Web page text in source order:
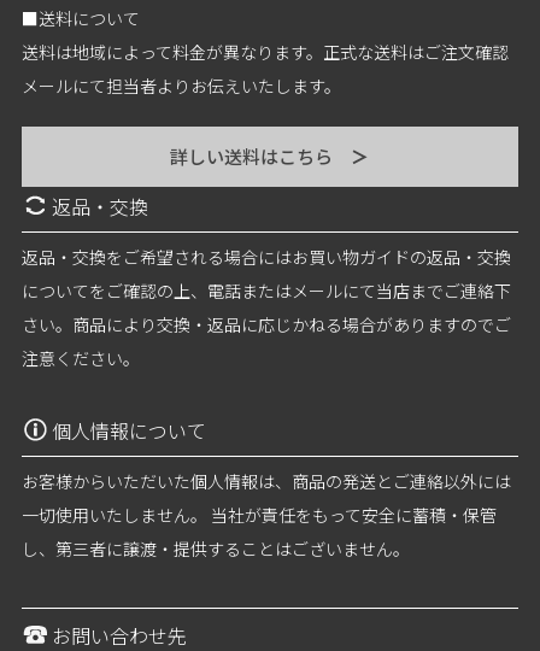
■送料について
送料は地域によって料金が異なります。正式な送料はご注文確認
メールにて担当者よりお伝えいたします。
詳しい送料はこちら ＞
返品・交換
返品・交換をご希望される場合にはお買い物ガイドの返品・交換
についてをご確認の上、電話またはメールにて当店までご連絡下
さい。商品により交換・返品に応じかねる場合がありますのでご
注意ください。
個人情報について
お客様からいただいた個人情報は、商品の発送とご連絡以外には
一切使用いたしません。 当社が責任をもって安全に蓄積・保管
し、第三者に譲渡・提供することはございません。
お問い合わせ先